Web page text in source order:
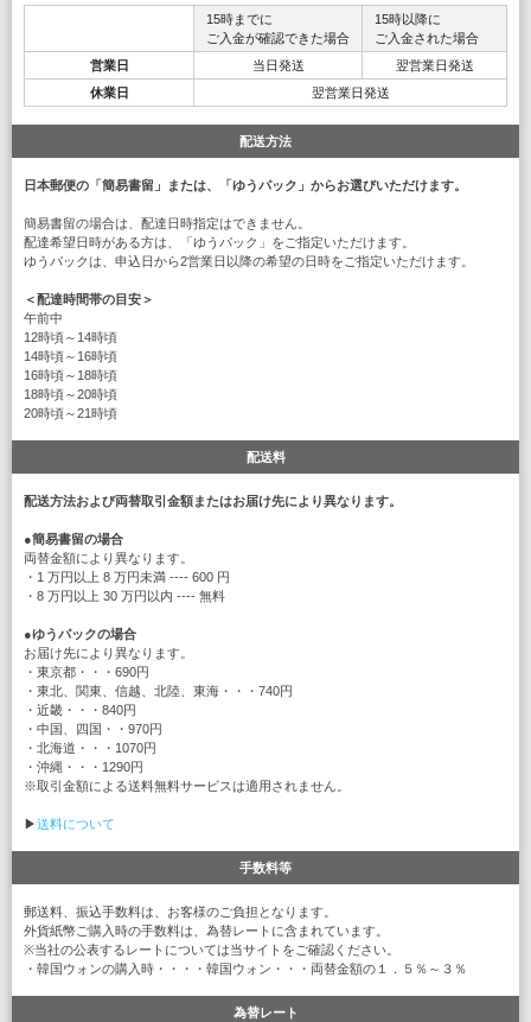
15時までに
ご入金が確認できた場合
15時以降に
ご入金された場合
営業日
当日発送
翌営業日発送
休業日
翌営業日発送
配送方法
日本郵便の「簡易書留」または、「ゆうパック」からお選びいただけます。
簡易書留の場合は、配達日時指定はできません。
配達希望日時がある方は、「ゆうパック」をご指定いただけます。
ゆうパックは、申込日から2営業日以降の希望の日時をご指定いただけます。
＜配達時間帯の目安＞
午前中
12時頃～14時頃
14時頃～16時頃
16時頃～18時頃
18時頃～20時頃
20時頃～21時頃
配送料
配送方法および両替取引金額またはお届け先により異なります。
●簡易書留の場合
両替金額により異なります。
・1 万円以上 8 万円未満 ---- 600 円
・8 万円以上 30 万円以内 ---- 無料
●ゆうパックの場合
お届け先により異なります。
・東京都・・・690円
・東北、関東、信越、北陸、東海・・・740円
・近畿・・・840円
・中国、四国・・970円
・北海道・・・1070円
・沖縄・・・1290円
※取引金額による送料無料サービスは適用されません。
▶送料について
手数料等
郵送料、振込手数料は、お客様のご負担となります。
外貨紙幣ご購入時の手数料は、為替レートに含まれています。
※当社の公表するレートについては当サイトをご確認ください。
・韓国ウォンの購入時・・・・韓国ウォン・・・両替金額の１．５％～３％
為替レート